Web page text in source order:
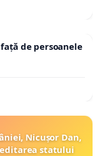
de persoanele
Nicușor Dan,
statului